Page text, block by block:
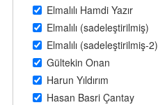
Elmalılı Hamdi Yazır
Elmalılı (sadeleştirilmiş)
Elmalılı (sadeleştirilmiş-2)
Gültekin Onan
Harun Yıldırım
Hasan Basri Çantay